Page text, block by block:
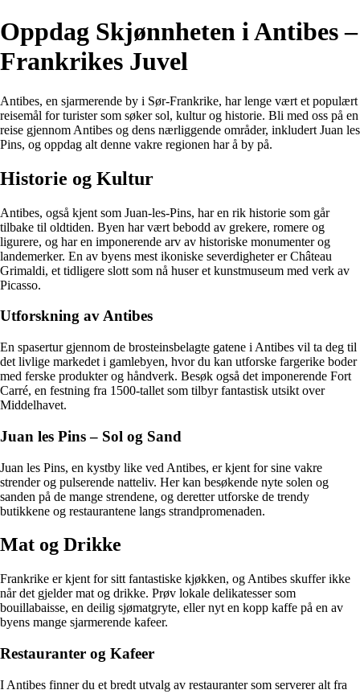
Oppdag Skjønnheten i Antibes –
Frankrikes Juvel
Antibes, en sjarmerende by i Sør-Frankrike, har lenge vært et populært
reisemål for turister som søker sol, kultur og historie. Bli med oss på en
reise gjennom Antibes og dens nærliggende områder, inkludert Juan les
Pins, og oppdag alt denne vakre regionen har å by på.
Historie og Kultur
Antibes, også kjent som Juan-les-Pins, har en rik historie som går
tilbake til oldtiden. Byen har vært bebodd av grekere, romere og
ligurere, og har en imponerende arv av historiske monumenter og
landemerker. En av byens mest ikoniske severdigheter er Château
Grimaldi, et tidligere slott som nå huser et kunstmuseum med verk av
Picasso.
Utforskning av Antibes
En spasertur gjennom de brosteinsbelagte gatene i Antibes vil ta deg til
det livlige markedet i gamlebyen, hvor du kan utforske fargerike boder
med ferske produkter og håndverk. Besøk også det imponerende Fort
Carré, en festning fra 1500-tallet som tilbyr fantastisk utsikt over
Middelhavet.
Juan les Pins – Sol og Sand
Juan les Pins, en kystby like ved Antibes, er kjent for sine vakre
strender og pulserende natteliv. Her kan besøkende nyte solen og
sanden på de mange strendene, og deretter utforske de trendy
butikkene og restaurantene langs strandpromenaden.
Mat og Drikke
Frankrike er kjent for sitt fantastiske kjøkken, og Antibes skuffer ikke
når det gjelder mat og drikke. Prøv lokale delikatesser som
bouillabaisse, en deilig sjømatgryte, eller nyt en kopp kaffe på en av
byens mange sjarmerende kafeer.
Restauranter og Kafeer
I Antibes finner du et bredt utvalg av restauranter som serverer alt fra